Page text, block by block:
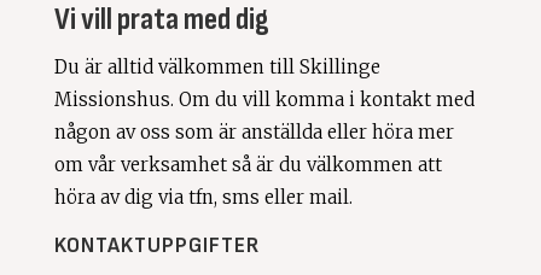
Vi vill prata med dig
Du är alltid välkommen till Skillinge
Missionshus. Om du vill komma i kontakt med
någon av oss som är anställda eller höra mer
om vår verksamhet så är du välkommen att
höra av dig via tfn, sms eller mail.
KONTAKTUPPGIFTER